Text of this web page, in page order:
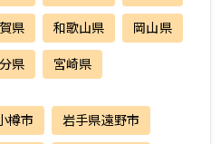
県 和歌山県 岡山県
県 宮崎県
樽市 岩手県遠野市